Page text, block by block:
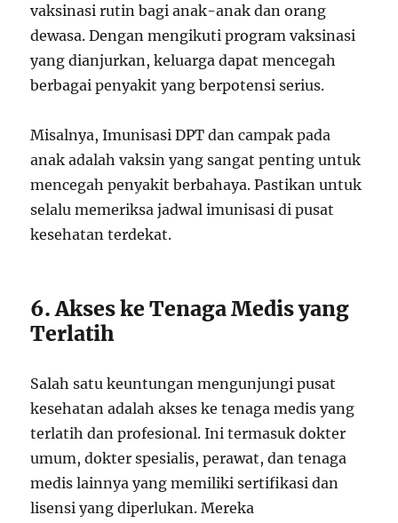
vaksinasi rutin bagi anak-anak dan orang
dewasa. Dengan mengikuti program vaksinasi
yang dianjurkan, keluarga dapat mencegah
berbagai penyakit yang berpotensi serius.
Misalnya, Imunisasi DPT dan campak pada
anak adalah vaksin yang sangat penting untuk
mencegah penyakit berbahaya. Pastikan untuk
selalu memeriksa jadwal imunisasi di pusat
kesehatan terdekat.
6. Akses ke Tenaga Medis yang
Terlatih
Salah satu keuntungan mengunjungi pusat
kesehatan adalah akses ke tenaga medis yang
terlatih dan profesional. Ini termasuk dokter
umum, dokter spesialis, perawat, dan tenaga
medis lainnya yang memiliki sertifikasi dan
lisensi yang diperlukan. Mereka